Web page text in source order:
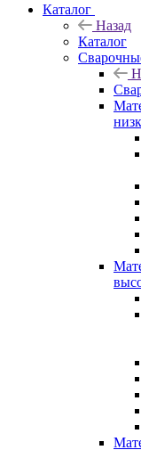
Каталог
Назад
Каталог